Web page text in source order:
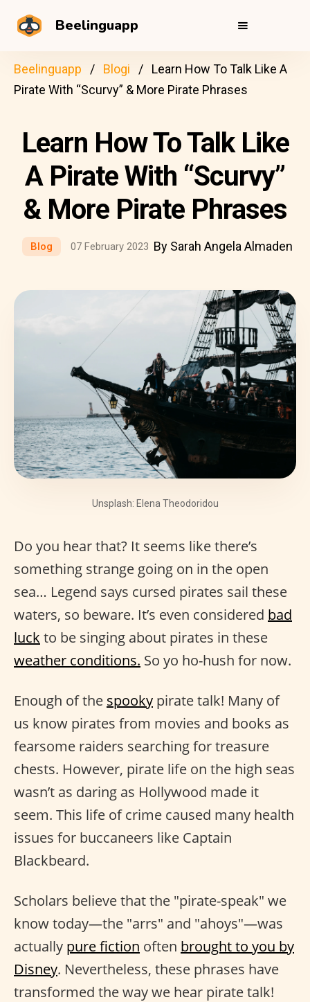
Beelinguapp
Beelinguapp Blogi
Learn How To Talk Like A
Pirate With “Scurvy” & More Pirate Phrases
Learn How To Talk Like
A Pirate With “Scurvy”
& More Pirate Phrases
Blog 07 February 2023 By Sarah Angela Almaden
Unsplash: Elena Theodoridou
Do you hear that? It seems like there’s
something strange going on in the open
sea… Legend says cursed pirates sail these
waters, so beware. It’s even considered bad
luck to be singing about pirates in these
weather conditions. So yo ho-hush for now.
Enough of the spooky pirate talk! Many of
us know pirates from movies and books as
fearsome raiders searching for treasure
chests. However, pirate life on the high seas
wasn’t as daring as Hollywood made it
seem. This life of crime caused many health
issues for buccaneers like Captain
Blackbeard.
Scholars believe that the "pirate-speak" we
know today—the "arrs" and "ahoys"—was
actually pure fiction often brought to you by
Disney. Nevertheless, these phrases have
transformed the way we hear pirate talk!